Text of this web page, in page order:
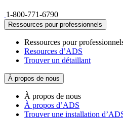
1-800-771-6790
Ressources pour professionnels
Ressources pour
Resources d’ADS
Trouver un détaillant
À propos de nous
À propos de nous
À propos d’ADS
Trouver une installation